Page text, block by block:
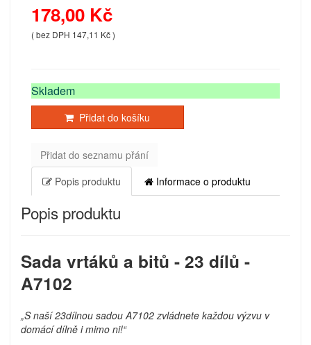
178,00 Kč
( bez DPH 147,11 Kč )
Skladem
Přidat do košíku
Přidat do seznamu přání
Popis produktu
Informace o produktu
Popis produktu
Sada vrtáků a bitů - 23 dílů -
A7102
„S naší 23dílnou sadou A7102 zvládnete každou výzvu v
domácí dílně i mimo ni!“